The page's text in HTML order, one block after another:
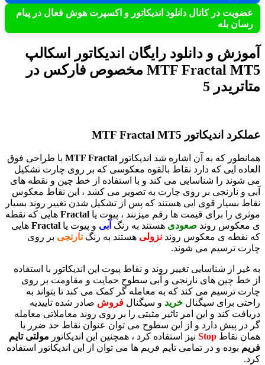
عضویت در کانال دانلود اندیکاتور و اکسپرت هوش فعال در پیام
رسان بله
آموزش و دانلود رایگان اندیکاتور اسکالپ
MTF Fractal MT5 مخصوص فارکس در
متاتریدر 5
عملکرد اندیکاتور MTF Fractal MT5
همانطور که به آن اشاره شد اندیکاتور MTF Fractal با طراحی فوق
العاده ایی که دارد نقاط بالقوه معکوسی که بر روی چارت تشکیل
می شوند را شناسایی می کند و با استفاده از خط چین و نقطه های
آبی و نارنجی بر روی چارت به تصویر می کشد ، این نقاط معکوس
نقاط بسیار قوی ایی هستند که پس از تشکیل شدن تغییر روند بسیار
موثری را برای قیمت ها رقم میزنند ، پیوت یا Fractal هایی که نقطه
ی معکوس روند صعودی هستند به رنگ آبی و پیوت یا Fractal هایی
که نقطه ی معکوس روند نزولی هستند به رنگ نارنجی بر روی
چارت ترسیم می شوند.
به غیر از شناسایی تغییر روند و نقاط پیوت این اندیکاتور با استفاده
از خط چین های نارنجی و آبی سطوح حمایت و مقاومت بر روی
چارت ترسیم می کند که به معامله گر کمک می کند تا بتواند به
راحتی برای سیگنال خرید و سیگنال فروش صادر شده تاییدیه
دریافت کند و این امر تاثیر مثبتی را بر روی روند معاملاتی معامله
گر در پیش دارد و از این سطوح می توان عنوان نقاط حد ضرر یا
همان نقاط Stop نیز استفاده کرد ، همچنین این اندیکاتور مولتی تایم
فریم بوده و در تمامی تایم فریم ها می توان از این اندیکاتور استفاده
کرد.